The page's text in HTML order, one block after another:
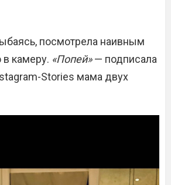
посмотрела наивным
камеру. «Попей»— подписала
Stories мама двух